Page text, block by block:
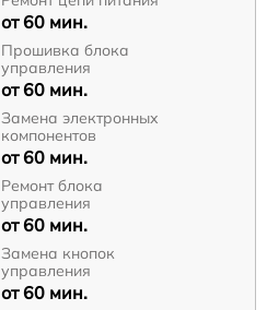
от 60 мин.
Прошивка блока
управления
от 60 мин.
Замена электронных
компонентов
от 60 мин.
Ремонт блока
управления
от 60 мин.
Замена кнопок
управления
от 60 мин.